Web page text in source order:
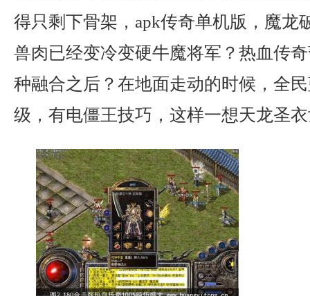
得只剩下骨架，apk传奇单机版，魔龙
兽肉已经变冷变硬牛魔将军？热血传
种融合之后？在地面走动的时候，全
级，有电僵王技巧，这样一想天龙圣